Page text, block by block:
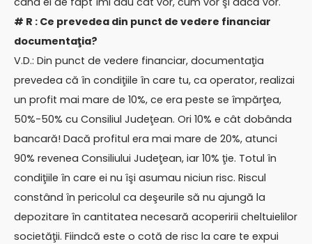
# R : Ce prevedea din punct de vedere financiar
documentaţia?
V.D.: Din punct de vedere financiar, documentaţia
prevedea că în condiţiile în care tu, ca operator, realizai
un profit mai mare de 10%, ce era peste se împărţea,
50%-50% cu Consiliul Judeţean. Ori 10% e cât dobânda
bancară! Dacă profitul era mai mare de 20%, atunci
90% revenea Consiliului Judeţean, iar 10% ţie. Totul în
condiţiile în care ei nu îşi asumau niciun risc. Riscul
constând în pericolul ca deşeurile să nu ajungă la
depozitare în cantitatea necesară acoperirii cheltuielilor
societăţii. Fiindcă este o cotă de risc la care te expui